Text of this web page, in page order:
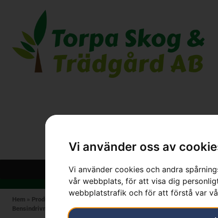
Vi använder oss av
Vi använder cookies och andra
vår webbplats, för att visa dig
webbplatstrafik och för att förstå var
Hem » Produkter HUSQVARNA
Bensindrivna Trimmers»HUSQVARNA 129C